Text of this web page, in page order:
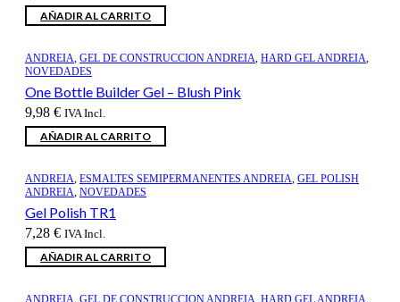
AÑADIR AL CARRITO
ANDREIA, GEL DE CONSTRUCCION ANDREIA, HARD GEL ANDREIA,
NOVEDADES
One Bottle Builder Gel – Blush Pink
9,98 € IVA Incl.
AÑADIR AL CARRITO
ANDREIA, ESMALTES SEMIPERMANENTES ANDREIA, GEL POLISH
ANDREIA, NOVEDADES
Gel Polish TR1
7,28 € IVA Incl.
AÑADIR AL CARRITO
ANDREIA, GEL DE CONSTRUCCION ANDREIA, HARD GEL ANDREIA,